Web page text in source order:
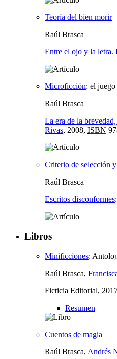
Teoría del bien morir
Raúl Brasca
Entre el ojo y la letra.
Microficción: el juego
Raúl Brasca
La era de la
Rivas, 2008, ISBN
Criterio de selección
Raúl Brasca
Escritos disconformes:
Libros
Minificciones:
Raúl Brasca,
Ficticia Editorial,
Resumen
Cuentos de magia
Raúl Brasca, Andrés